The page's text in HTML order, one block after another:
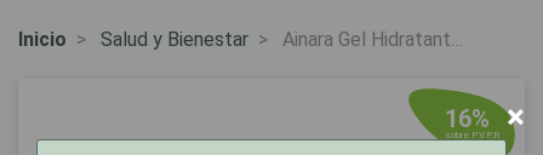
Inicio Salud y Bienestar
16%
sobre P.V.P.R ×